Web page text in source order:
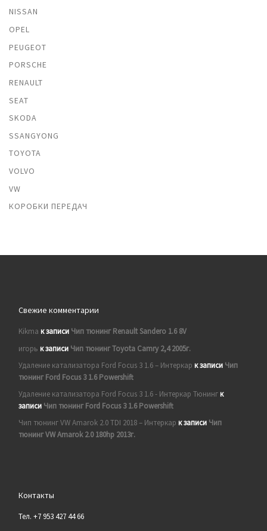
NISSAN
OPEL
PEUGEOT
PORSCHE
RENAULT
SEAT
SKODA
SSANGYONG
TOYOTA
VOLVO
VW
КОРОБКИ ПЕРЕДАЧ
Свежие комментарии
Kikma к записи Чип тюнинг Renault Sandero 1.6 8V
игорь к записи Чип тюнинг Toyota Camry 2,4 2005г.
Удаление катализатора Ford Focus 3 1.6 – Интеркар к записи Чип
тюнинг Ford Focus 3 1.6 Powershift
Удаление катализатора Ford Focus 3 1.6 - Интеркар Тюнингк
записи Чип тюнинг Ford Focus 3 1.6 Powershift
Чип тюнинг VW Amarok 2.0 TDI 2018 – Интеркар к записи Чип
тюнинг VW Amarok 2.0 180hp 2013г.
Контакты
Тел. +7 953 427 44 66